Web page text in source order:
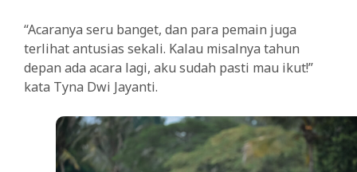
“Acaranya seru banget, dan para pemain juga
terlihat antusias sekali. Kalau misalnya tahun
depan ada acara lagi, aku sudah pasti mau ikut!”
kata Tyna Dwi Jayanti.